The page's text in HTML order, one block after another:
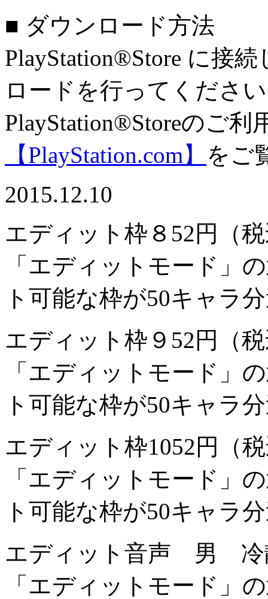
■ ダウンロード方法
PlayStation®Store に接
ロードを行ってくださ
PlayStation®Storeのご利
【PlayStation.com】 をご
2015.12.10
エディット枠８ 52円（
「エディットモード」
ト可能な枠が50キャラ
エディット枠９ 52円（
「エディットモード」
ト可能な枠が50キャラ
エディット枠1052円（
「エディットモード」
ト可能な枠が50キャラ
エディット音声 男 冷
「エディットモード」